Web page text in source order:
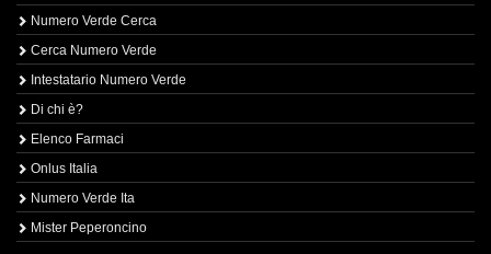
Numero Verde Cerca
Cerca Numero Verde
Intestatario Numero Verde
Di chi è?
Elenco Farmaci
Onlus Italia
Numero Verde Ita
Mister Peperoncino